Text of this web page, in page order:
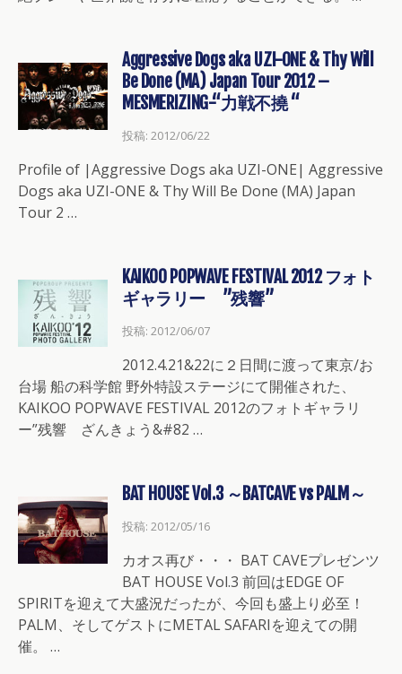
Aggressive Dogs aka UZI-ONE & Thy Will
Be Done (MA) Japan Tour 2012 –
MESMERIZING-“力戦不撓 “
投稿: 2012/06/22
Profile of |Aggressive Dogs aka UZI-ONE| Aggressive
Dogs aka UZI-ONE & Thy Will Be Done (MA) Japan
Tour 2 …
KAIKOO POPWAVE FESTIVAL 2012 フォト
ギャラリー ”残響”
投稿: 2012/06/07
2012.4.21&22に２日間に渡って東京/お
台場 船の科学館 野外特設ステージにて開催された、
KAIKOO POPWAVE FESTIVAL 2012のフォトギャラリ
ー”残響 ざんきょう&#82 …
BAT HOUSE Vol.3 ～BATCAVE vs PALM～
投稿: 2012/05/16
カオス再び・・・ BAT CAVEプレゼンツ
BAT HOUSE Vol.3 前回はEDGE OF
SPIRITを迎えて大盛況だったが、今回も盛上り必至！
PALM、そしてゲストにMETAL SAFARIを迎えての開
催。 …